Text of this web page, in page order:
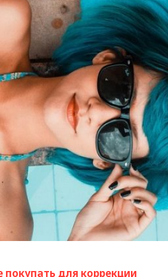
для коррекции